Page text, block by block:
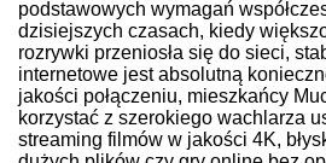
podstawowych wymagań
dzisiejszych czasach, kiedy
rozrywki przeniosła się do sieci,
internetowe jest absolutną
jakości połączeniu, mieszkańcy
korzystać z szerokiego wachlarza
streaming filmów w jakości 4K,